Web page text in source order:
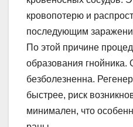
кровопотерю и
последующим
По этой причине
образования гнойника.
безболезненна.
быстрее, риск
минимален, что